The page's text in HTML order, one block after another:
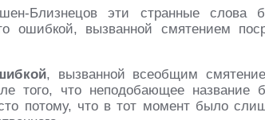
Близнецов эти странные слова
ошибкой, вызванной смятением
, вызванной всеобщим
того, что неподобающее название
потому, что в тот момент было